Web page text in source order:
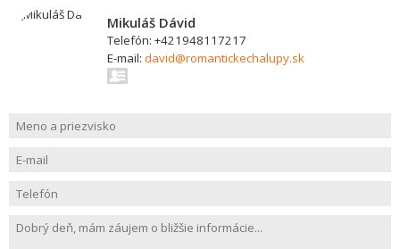
Mikuláš Dávid
Telefón: +421948117217
E-mail: david@romantickechalupy.sk